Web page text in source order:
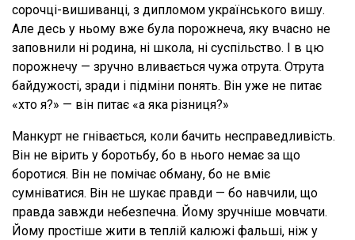
сорочці-вишиванці, з дипломом українського вишу.
Але десь у ньому вже була порожнеча, яку вчасно не
заповнили ні родина, ні школа, ні суспільство. І в цю
порожнечу — зручно вливається чужа отрута. Отрута
байдужості, зради і підміни понять. Він уже не питає
«хто я?» — він питає «а яка різниця?»
Манкурт не гнівається, коли бачить несправедливість.
Він не вірить у боротьбу, бо в нього немає за що
боротися. Він не помічає обману, бо не вміє
сумніватися. Він не шукає правди — бо навчили, що
правда завжди небезпечна. Йому зручніше мовчати.
Йому простіше жити в теплій калюжі фальші, ніж у